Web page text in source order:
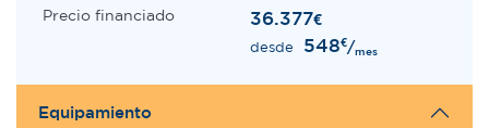
Precio financiado 36.377€
desde 548€/mes
Equipamiento